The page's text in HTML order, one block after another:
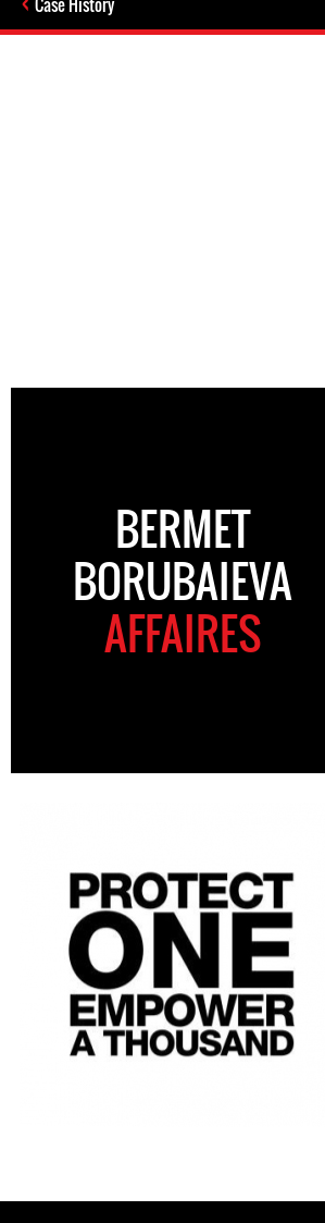
BERMET
BORUBAIEVA
AFFAIRES